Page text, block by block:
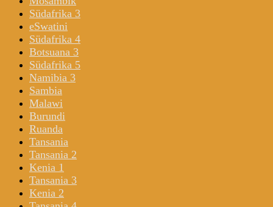
Südafrika 3
eSwatini
Südafrika 4
Botsuana 3
Südafrika 5
Namibia 3
Sambia
Malawi
Burundi
Ruanda
Tansania
Tansania 2
Kenia 1
Tansania 3
Kenia 2